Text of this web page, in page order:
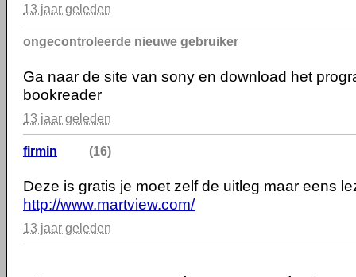
13 jaar geleden
ongecontroleerde nieuwe gebruiker
Ga naar de site van sony en download het
bookreader
13 jaar geleden
firmin (16)
Deze is gratis je moet zelf de uitleg maar eens
http://www.martview.com/
13 jaar geleden